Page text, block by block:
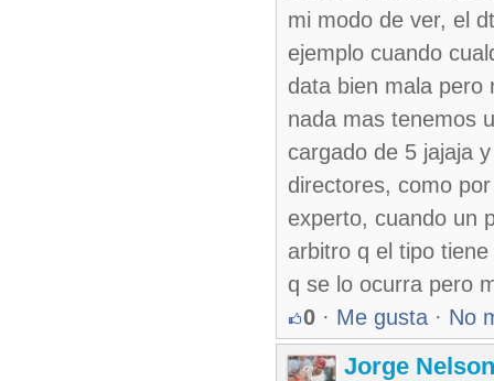
mi modo de ver, el
ejemplo cuando
data bien mala pero
nada mas tenemos
cargado de 5 jajaja
directores, como
experto, cuando un
arbitro q el tipo
q se lo ocurra pero
0 · Me gusta · No
Jorge